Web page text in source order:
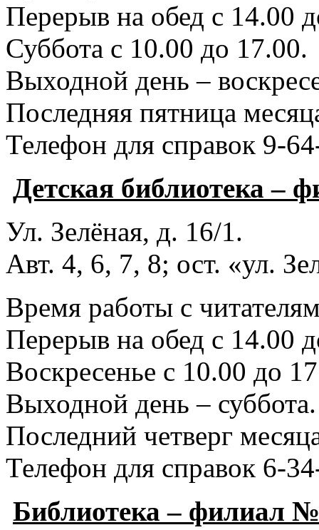
Перерыв на обед с 14.00
Суббота с 10.00 до 17.00.
Выходной день –
Последняя пятница
Телефон для справок 9-
Детская библиотека –
Ул. Зелёная, д. 16/1.
Авт. 4, 6, 7, 8; ост. «ул.
Время работы с
Перерыв на обед с 14.00
Воскресенье с 10.00 до
Выходной день – суббота.
Последний четверг
Телефон для справок 6-
Библиотека – филиал